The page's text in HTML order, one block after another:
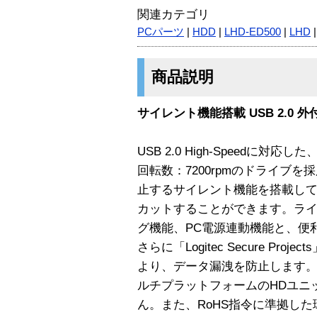
関連カテゴリ
PCパーツ HDD LHD-ED500 LHD
商品説明
サイレント機能搭載 USB 2.0
USB 2.0 High-Speedに対応した
回転数：7200rpmのドライブを
止するサイレント機能を搭載し
カットすることができます。ラ
グ機能、PC電源連動機能と、便
さらに「Logitec Secure
より、データ漏洩を防止します
ルチプラットフォームのHDユ
ん。また、RoHS指令に準拠し